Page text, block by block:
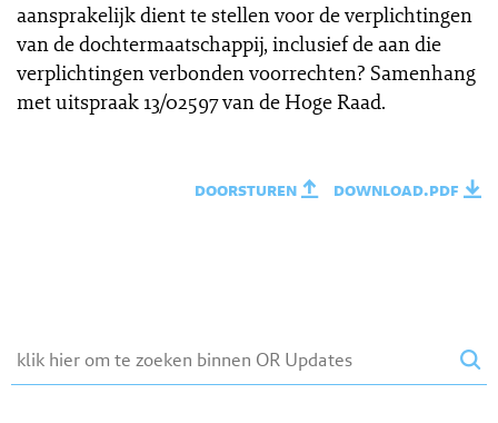
aansprakelijk dient te stellen voor de verplichtingen
van de dochtermaatschappij, inclusief de aan die
verplichtingen verbonden voorrechten? Samenhang
met uitspraak 13/02597 van de Hoge Raad.
doorsturen download.pdf